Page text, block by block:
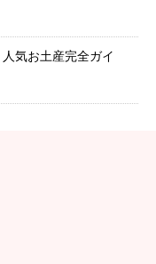
気お土産完全ガイ